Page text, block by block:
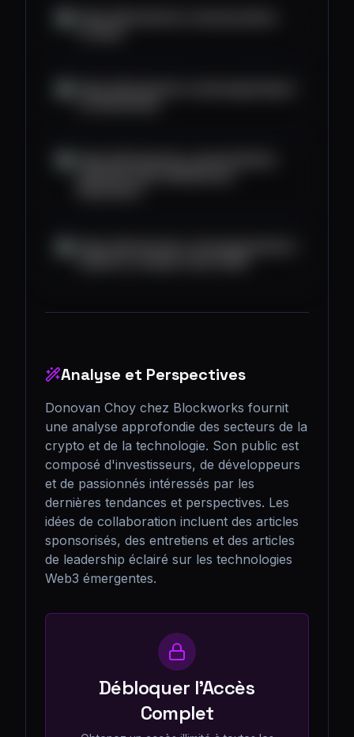
Analyse et Perspectives
Donovan Choy chez Blockworks fournit
une analyse approfondie des secteurs de la
crypto et de la technologie. Son public est
composé d'investisseurs, de développeurs
et de passionnés intéressés par les
dernières tendances et perspectives. Les
idées de collaboration incluent des articles
sponsorisés, des entretiens et des articles
de leadership éclairé sur les technologies
Web3 émergentes.
Débloquer l'Accès
Complet